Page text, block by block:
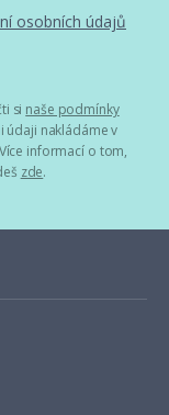
osobních údajů
si naše podmínky
údaji nakládáme v
informací o tom,
zde.